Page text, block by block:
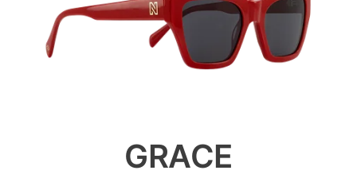
GRACE